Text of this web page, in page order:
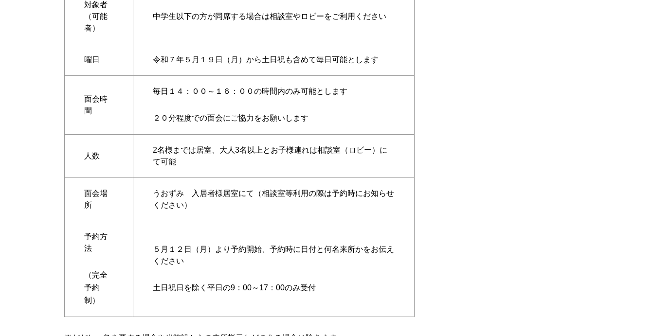
対象者
（可能
者）
中学生以下の方が同席する場合は相談室やロビーをご利用ください
曜日 令和７年５月１９日（月）から土日祝も含めて毎日可能とします
面会時
間
毎日１４：００～１６：００の時間内のみ可能とします
２０分程度での面会にご協力をお願いします
人数
2名様までは居室、大人 3名以上とお子様連れは相談室（ロビー）に
て可能
面会場
所
うおずみ 入居者様居室にて（相談室等利用の際は予約時にお知らせ
ください）
予約方
法
（完全
予約
制）
５月１２日（月）より予約開始、予約時に日付と何名来所かをお伝え
ください
土日祝日を除く平日の9 ： 00～ 17 ： 00のみ受付